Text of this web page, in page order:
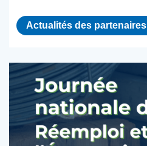
Actualités des partenaires